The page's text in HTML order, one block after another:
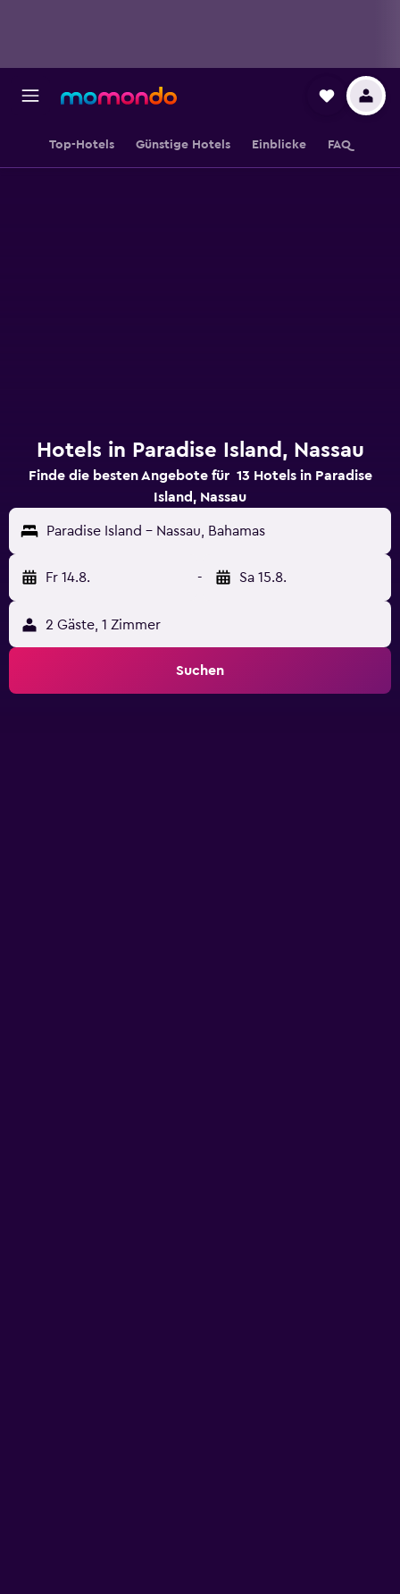
Top-Hotels Günstige Hotels Einblicke FAQ
Hotels in Paradise Island, Nassau
Finde die besten Angebote für 13 Hotels in Paradise
Island, Nassau
Paradise Island - Nassau, Bahamas
Fr 14.8. - Sa 15.8.
2 Gäste, 1 Zimmer
Suchen